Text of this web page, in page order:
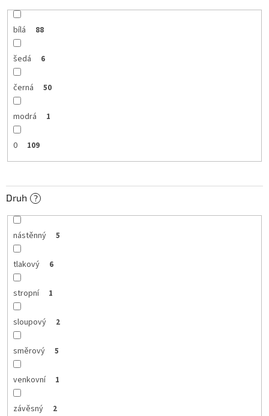
bílá 88
šedá 6
černá 50
modrá 1
0 109
Druh ?
nástěnný 5
tlakový 6
stropní 1
sloupový 2
směrový 5
venkovní 1
závěsný 2